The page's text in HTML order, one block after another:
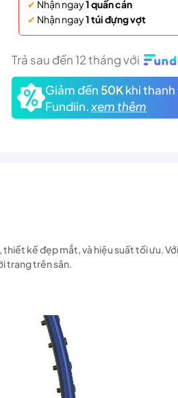
✔ Nhận ngay1 quấn cán
✔ Nhận ngay1 túi đựng vợt
Trả sau đến 12 tháng với
Giảm đến 50Kkhi
Fundiin.xem thêm
kế đẹp mắt, và hiệu suất tối ưu.
trang trên sân.